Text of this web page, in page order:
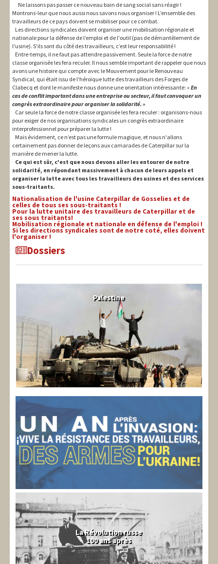
Ne laissons pas passer ce nouveau bain de sang social sans réagir !
Montrons-leur que nous aussi nous savons nous organiser ! L’ensemble des
travailleurs de ce pays doivent se mobiliser pour ce combat.
Les directions syndicales doivent organiser une mobilisation régionale et
nationale pour la défense de l’emploi et de l'outil (pas de démantèlement de
l'usine). S'ils sont du côté des travailleurs, c’est leur responsabilité !
Entre-temps, il ne faut pas attendre passivement. Seule la force de notre
classe organisée les fera reculer. Il nous semble important de rappeler que nous
avons une histoire qui compte avec le Mouvement pour le Renouveau
Syndical, qui était issu de l'héroïque lutte des travailleurs des Forges de
Clabecq et dont le manifeste nous donne une orientation intéressante: « En
cas de conflit important dans une entreprise ou secteur, il faut convoquer un
congrès extraordinaire pour organiser la solidarité. »
Car seule la force de notre classe organisée les fera reculer : organisons-nous
pour exiger de nos organisations syndicales un congrès extraordinaire
interprofessionnel pour préparer la lutte !
Mais évidement, ce n’est pas une formule magique, et nous n'allons
certainement pas donner de leçons aux camarades de Caterpillar sur la
manière de mener la lutte.
Ce qui est sûr, c'est que nous devons aller les entourer de notre
solidarité, en répondant massivement à chacun de leurs appels et
organiser la lutte avec tous les travailleurs des usines et des services
sous-traitants.
Nationalisation de l'usine Caterpillar de Gosselies et de
celles de tous ses sous-traitants !
Pour la lutte unitaire des travailleurs de Caterpillar et de
ses sous traitants!
Mobilisation régionale et nationale en défense de l'emploi !
Si les directions syndicales sont de notre coté, elles doivent
l'organiser !
Dossiers
Palestine
La Révolution russe
100 ans après